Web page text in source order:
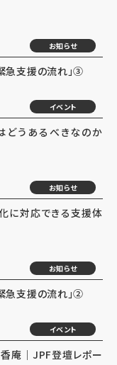
お知らせ
急支援の流れ」③
イベント
どうあるべきなのか
お知らせ
に対応できる支援体
お知らせ
急支援の流れ」②
イベント
香庵｜JPF登壇レポー